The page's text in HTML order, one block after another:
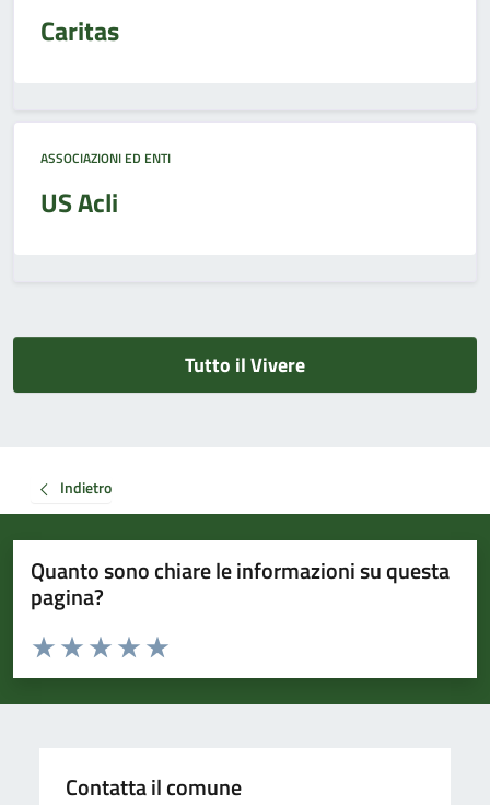
Caritas
ASSOCIAZIONI ED ENTI
US Acli
Tutto il Vivere
Indietro
Quanto sono chiare le informazioni su questa
pagina?
Valuta da 1 a 5 stelle la pagina
Valuta 5 stelle su 5
Valuta 4 stelle su 5
Valuta 3 stelle su 5
Valuta 2 stelle su 5
Valuta 1 stelle su 5
Contatta il comune